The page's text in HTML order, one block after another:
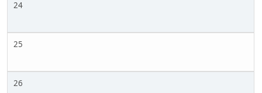
24
25
26